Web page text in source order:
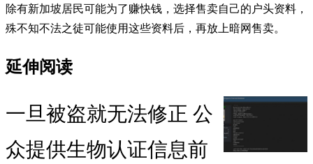
除有新加坡居民可能为了赚快钱，选择售卖自己的户头资料，
殊不知不法之徒可能使用这些资料后，再放上暗网售卖。
延伸阅读
一旦被盗就无法修正 公
众提供生物认证信息前